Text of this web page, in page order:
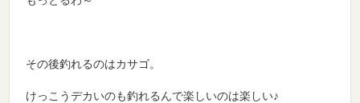
その後釣れるのはカサゴ。
けっこうデカいのも釣れるんで楽しいのは楽しい♪